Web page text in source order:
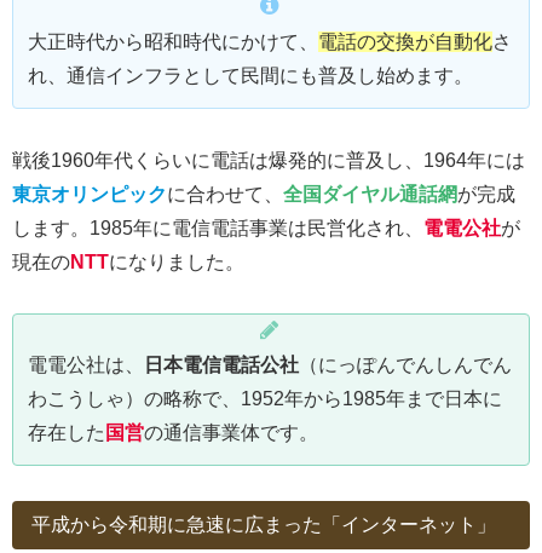
大正時代から昭和時代にかけて、 電話の交換が自動化さ
れ、通信インフラとして民間にも普及し始めます。
戦後1960年代くらいに電話は爆発的に普及し、1964年には
東京オリンピックに合わせて、 全国ダイヤル通話網が完成
します。1985年に電信電話事業は民営化され、 電電公社が
現在のNTTになりました。
電電公社は、 日本電信電話公社 （にっぽんでんしんでん
わこうしゃ）の略称で、1952年から1985年まで日本に
存在した 国営の通信事業体です。
平成から令和期に急速に広まった「インターネット」